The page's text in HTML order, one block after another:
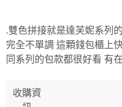
.雙色拼接就是達芙妮系列
完全不單調 這顆錢包櫃上
同系列的包款都很好看 有
收購資